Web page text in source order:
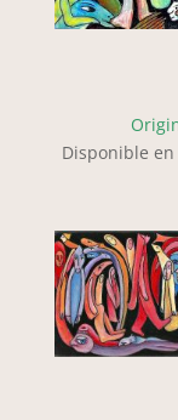
Disponible